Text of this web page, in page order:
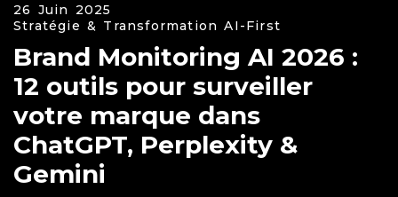
26 Juin 2025
Stratégie & Transformation AI-First
Brand Monitoring AI 2026 :
12 outils pour surveiller
votre marque dans
ChatGPT, Perplexity &
Gemini